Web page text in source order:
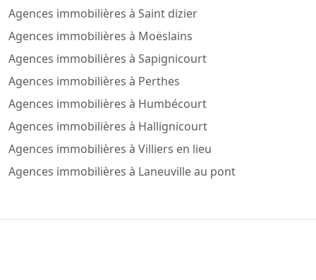
Agences immobilières à Saint dizier
Agences immobilières à Moëslains
Agences immobilières à Sapignicourt
Agences immobilières à Perthes
Agences immobilières à Humbécourt
Agences immobilières à Hallignicourt
Agences immobilières à Villiers en lieu
Agences immobilières à Laneuville au pont